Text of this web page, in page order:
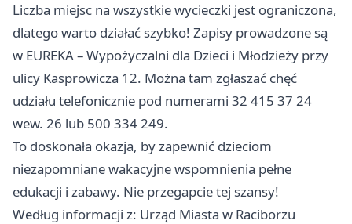
Liczba miejsc na wszystkie wycieczki jest ograniczona,
dlatego warto działać szybko! Zapisy prowadzone są
w EUREKA – Wypożyczalni dla Dzieci i Młodzieży przy
ulicy Kasprowicza 12. Można tam zgłaszać chęć
udziału telefonicznie pod numerami 32 415 37 24
wew. 26 lub 500 334 249.
To doskonała okazja, by zapewnić dzieciom
niezapomniane wakacyjne wspomnienia pełne
edukacji i zabawy. Nie przegapcie tej szansy!
Według informacji z: Urząd Miasta w Raciborzu